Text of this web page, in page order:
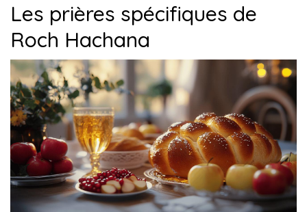
Les prières spécifiques de
Roch Hachana